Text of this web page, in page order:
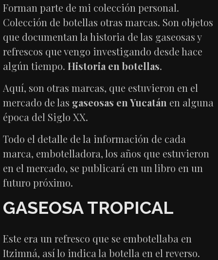
Forman parte de mi colección personal.
Colección de botellas otras marcas. Son objetos
que documentan la historia de las gaseosas y
refrescos que vengo investigando desde hace
algún tiempo.Historia en botellas.
Aquí, son otras marcas, que estuvieron en el
mercado de las gaseosas en Yucatán en alguna
época del Siglo XX.
Todo el detalle de la información de cada
marca, embotelladora, los años que estuvieron
en el mercado, se publicará en un libro en un
futuro próximo.
GASEOSA TROPICAL
Este era un refresco que se embotellaba en
Itzimná, así lo indica la botella en el reverso.